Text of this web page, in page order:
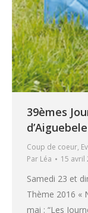
39èmes
Coup de coeur,
Par Léa 15 avril
Samedi 23 et
Thème 2016 «
mai : “Les